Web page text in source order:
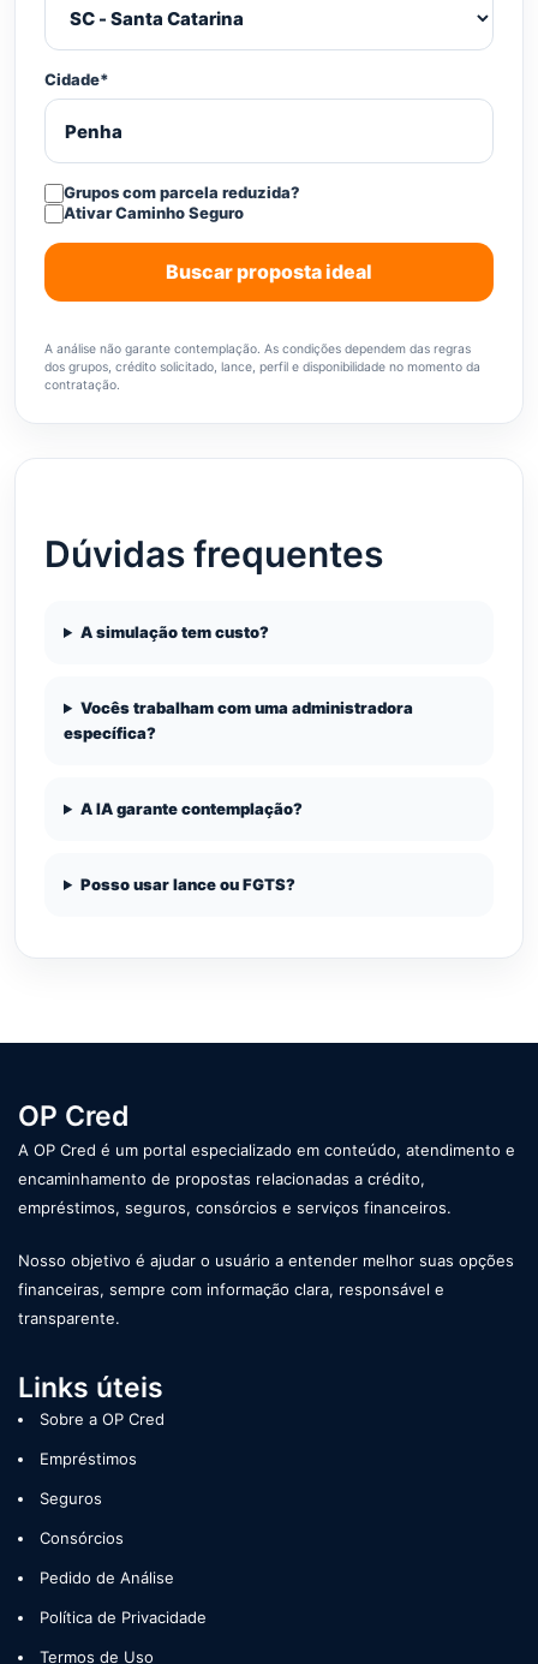
Cidade*
Grupos com parcela reduzida?
Ativar Caminho Seguro
Buscar proposta ideal
A análise não garante contemplação. As condições dependem das regras
dos grupos, crédito solicitado, lance, perfil e disponibilidade no momento da
contratação.
Dúvidas frequentes
A simulação tem custo?
Vocês trabalham com uma administradora
específica?
A IA garante contemplação?
Posso usar lance ou FGTS?
OP Cred
A OP Cred é um portal especializado em conteúdo, atendimento e
encaminhamento de propostas relacionadas a crédito,
empréstimos, seguros, consórcios e serviços financeiros.
Nosso objetivo é ajudar o usuário a entender melhor suas opções
financeiras, sempre com informação clara, responsável e
transparente.
Links úteis
Sobre a OP Cred
Empréstimos
Seguros
Consórcios
Pedido de Análise
Política de Privacidade
Termos de Uso